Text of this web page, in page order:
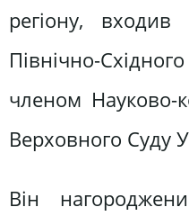
регіону, входив
Північно-
членом Науково-
Верховного Суду
Він